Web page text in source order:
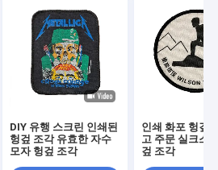
DIY 유행 스크린 인쇄된
헝겊 조각 유효한 자수
모자 헝겊 조각
인쇄 화포 헝겊
고 주문 실크스
겊 조각